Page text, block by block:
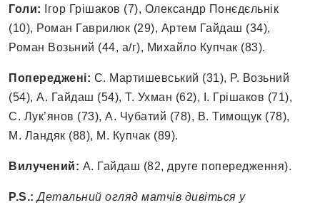
Голи:
Ігор Грішаков (7), Олександр Понєдєльнік
(10), Роман Гаврилюк (29), Артем Гайдаш (34),
Роман Возьний (44, а/г), Михайло Купчак (83).
Попереджені: С. Мартишевський (31), Р. Возьний
(54), А. Гайдаш (54), Т. Ухман (62), І. Грішаков (71),
С. Лук’янов (73), А. Чубатий (78), В. Тимощук (78),
М. Ландяк (88), М. Купчак (89).
Вилучений: А. Гайдаш (82, друге попередження).
P.S.:Детальний огляд матчів дивіться у